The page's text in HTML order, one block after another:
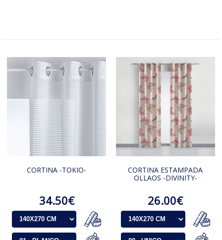
CORTINA -TOKIO-
34.50€
CORTINA ESTAMPADA
OLLAOS -DIVINITY-
26.00€